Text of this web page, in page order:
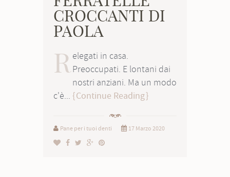
CROCCANTI DI
PAOLA
Relegati in casa.
Preoccupati. E lontani dai
nostri anziani. Ma un modo
c'è... Continue Reading
Pane per i tuoi denti 17 Marzo 2020